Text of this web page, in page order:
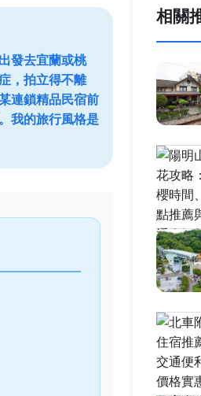
發去宜蘭或桃
，拍立得不離
連鎖精品民宿前
我的旅行風格是
相關